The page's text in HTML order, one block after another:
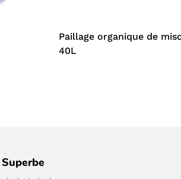
Paillage organique de
40L
Superbe